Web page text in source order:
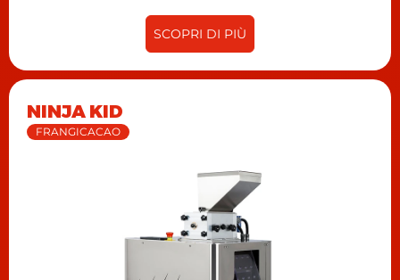
SCOPRI DI PIÙ
NINJA KID
FRANGICACAO